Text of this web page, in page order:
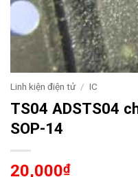
Linh kiện điện tử / IC
TS04 ADSTS04
SOP-14
20,000₫